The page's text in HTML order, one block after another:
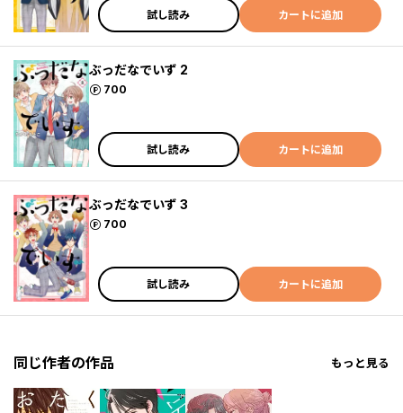
試し読み カートに追加
ぶっだなでいず 2
700
ポイント
試し読み カートに追加
ぶっだなでいず 3
700
ポイント
試し読み カートに追加
同じ作者の作品 もっと見る